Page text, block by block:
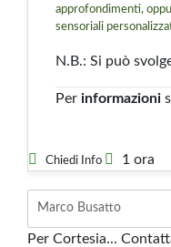
approfondimenti,
sensoriali
N.B.: Si può
Per informazioni
Chiedi Info 1 ora
Marco Busatto
Per Cortesia...